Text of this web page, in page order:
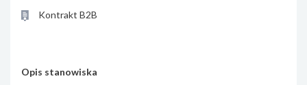
Kontrakt B2B
Opis stanowiska